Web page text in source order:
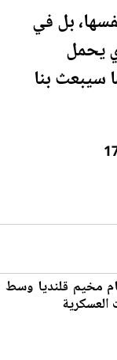
بل في
يحمل
سيبعث بنا
مخيم قلنديا وسط
العسكرية